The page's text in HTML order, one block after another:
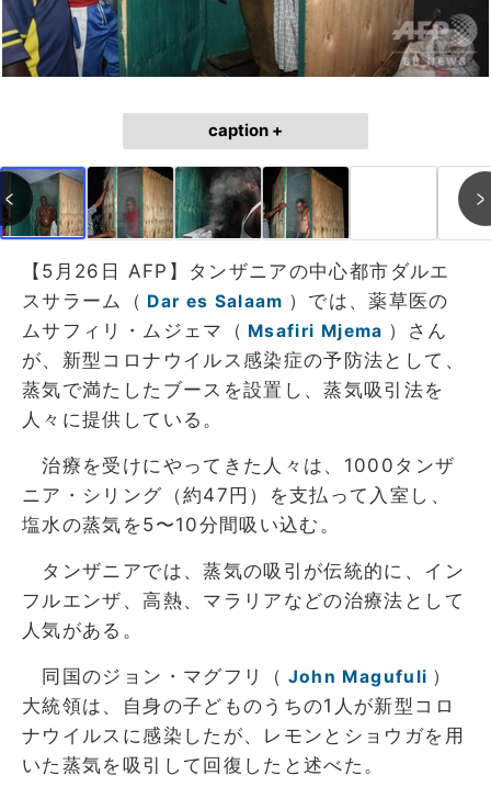
caption +
【5月26日 AFP】タンザニアの中心都市ダルエ
スサラーム（ Dar es Salaam ）では、薬草医の
ムサフィリ・ムジェマ（ Msafiri Mjema ）さん
が、新型コロナウイルス感染症の予防法として、
蒸気で満たしたブースを設置し、蒸気吸引法を
人々に提供している。
治療を受けにやってきた人々は、1000タンザ
ニア・シリング（約47円）を支払って入室し、
塩水の蒸気を5〜10分間吸い込む。
タンザニアでは、蒸気の吸引が伝統的に、イン
フルエンザ、高熱、マラリアなどの治療法として
人気がある。
同国のジョン・マグフリ（ John Magufuli ）
大統領は、自身の子どものうちの1人が新型コロ
ナウイルスに感染したが、レモンとショウガを用
いた蒸気を吸引して回復したと述べた。